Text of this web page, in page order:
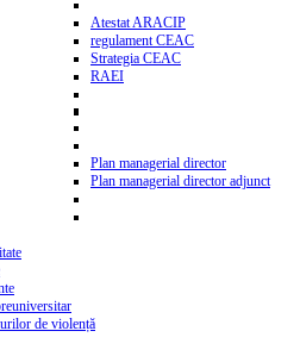
Atestat ARACIP
regulament CEAC
Strategia CEAC
RAEI
Plan managerial director
Plan managerial director adjunct
de violență